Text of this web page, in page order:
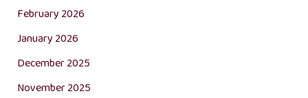
February 2026
January 2026
December 2025
November 2025